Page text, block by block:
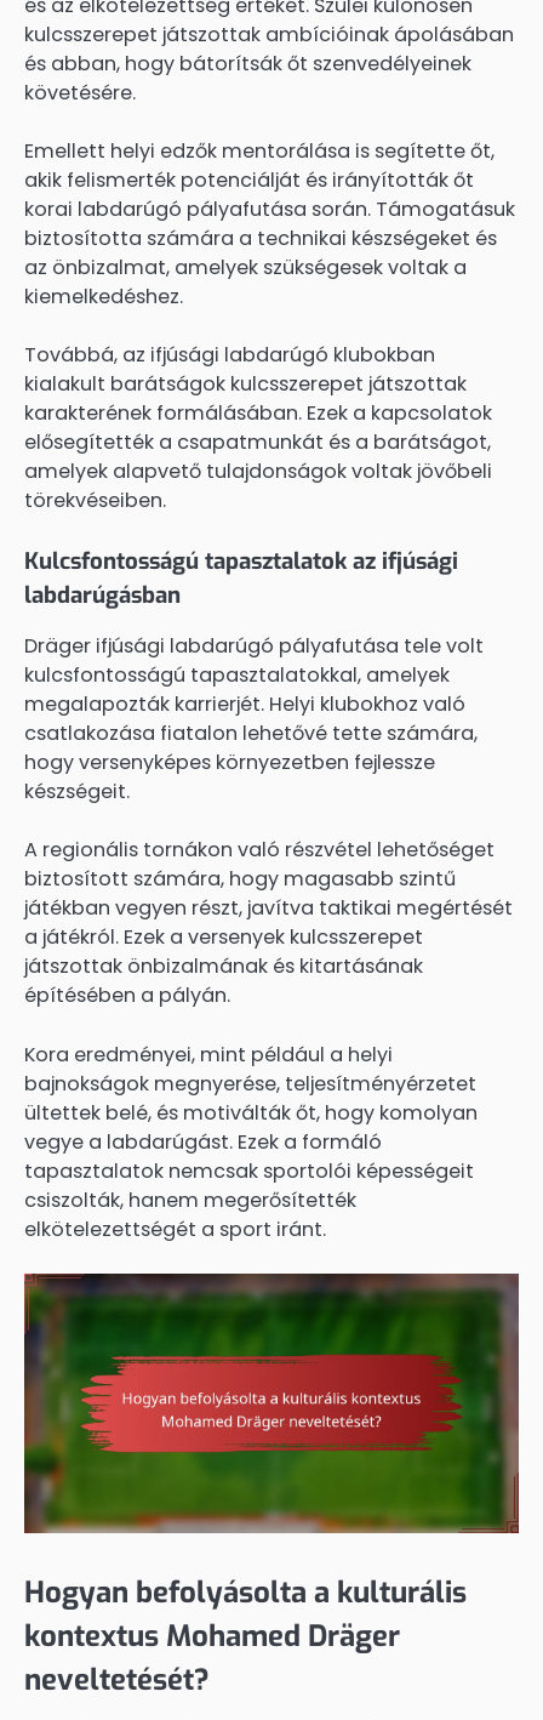
kulcsszerepet játszottak ambícióinak ápolásában
és abban, hogy bátorítsák őt szenvedélyeinek
követésére.
Emellett helyi edzők mentorálása is segítette őt,
akik felismerték potenciálját és irányították őt
korai labdarúgó pályafutása során. Támogatásuk
biztosította számára a technikai készségeket és
az önbizalmat, amelyek szükségesek voltak a
kiemelkedéshez.
Továbbá, az ifjúsági labdarúgó klubokban
kialakult barátságok kulcsszerepet játszottak
karakterének formálásában. Ezek a kapcsolatok
elősegítették a csapatmunkát és a barátságot,
amelyek alapvető tulajdonságok voltak jövőbeli
törekvéseiben.
Kulcsfontosságú tapasztalatok az ifjúsági
labdarúgásban
Dräger ifjúsági labdarúgó pályafutása tele volt
kulcsfontosságú tapasztalatokkal, amelyek
megalapozták karrierjét. Helyi klubokhoz való
csatlakozása fiatalon lehetővé tette számára,
hogy versenyképes környezetben fejlessze
készségeit.
A regionális tornákon való részvétel lehetőséget
biztosított számára, hogy magasabb szintű
játékban vegyen részt, javítva taktikai megértését
a játékról. Ezek a versenyek kulcsszerepet
játszottak önbizalmának és kitartásának
építésében a pályán.
Kora eredményei, mint például a helyi
bajnokságok megnyerése, teljesítményérzetet
ültettek belé, és motiválták őt, hogy komolyan
vegye a labdarúgást. Ezek a formáló
tapasztalatok nemcsak sportolói képességeit
csiszolták, hanem megerősítették
elkötelezettségét a sport iránt.
Hogyan befolyásolta a kulturális
kontextus Mohamed Dräger
neveltetését?